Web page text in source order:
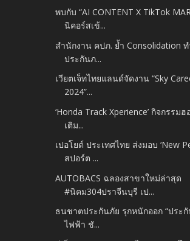
พบกับ “AI CONTENT X TikTok
นิคอร์สเข้...
สำนักงาน คปภ. ย้ำ Consolidation
ประกันภ...
เวียตเจ็ทไทยแลนด์จัดงาน “Sky
2024”...
‘Honda Track Xperience’ กิจกรรม
เติม...
เปอโยต์ ประเทศไทย ส่งมอบ ‘New
สปอร์ต ...
AUTOBACS ฉลองสาขาใหม่ล่าสุด
#นิคม304ปราจีนบุรี เป...
ธนชาตประกันภัย รุกหนักออก “ประ
ไฟฟ้า ชั...